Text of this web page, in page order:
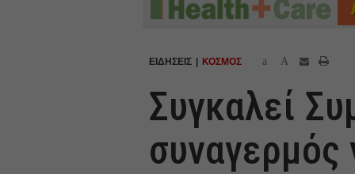
ΕΙΔΗΣΕΙΣ ΚΟΣΜΟΣ a A
Συγκαλεί
συναγερμός